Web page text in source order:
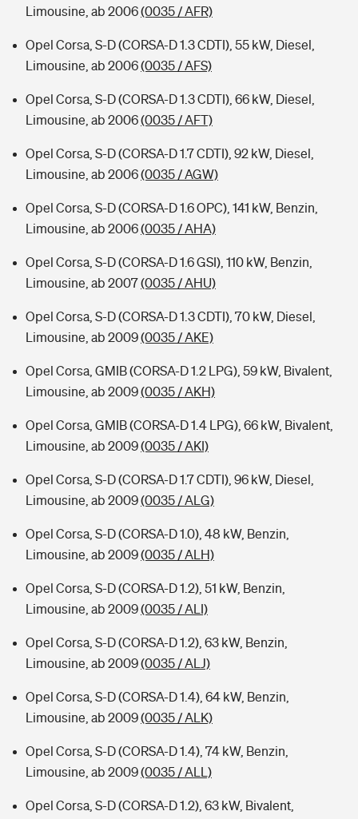
Limousine, ab 2006(0035 / AFR)
Opel Corsa, S-D (CORSA-D 1.3 CDTI), 55 kW, Diesel,
Limousine, ab 2006(0035 / AFS)
Opel Corsa, S-D (CORSA-D 1.3 CDTI), 66 kW, Diesel,
Limousine, ab 2006(0035 / AFT)
Opel Corsa, S-D (CORSA-D 1.7 CDTI), 92 kW, Diesel,
Limousine, ab 2006(0035 / AGW)
Opel Corsa, S-D (CORSA-D 1.6 OPC), 141 kW, Benzin,
Limousine, ab 2006(0035 / AHA)
Opel Corsa, S-D (CORSA-D 1.6 GSI), 110 kW, Benzin,
Limousine, ab 2007(0035 / AHU)
Opel Corsa, S-D (CORSA-D 1.3 CDTI), 70 kW, Diesel,
Limousine, ab 2009(0035 / AKE)
Opel Corsa, GMIB (CORSA-D 1.2 LPG), 59 kW, Bivalent,
Limousine, ab 2009(0035 / AKH)
Opel Corsa, GMIB (CORSA-D 1.4 LPG), 66 kW, Bivalent,
Limousine, ab 2009(0035 / AKI)
Opel Corsa, S-D (CORSA-D 1.7 CDTI), 96 kW, Diesel,
Limousine, ab 2009(0035 / ALG)
Opel Corsa, S-D (CORSA-D 1.0), 48 kW, Benzin,
Limousine, ab 2009(0035 / ALH)
Opel Corsa, S-D (CORSA-D 1.2), 51 kW, Benzin,
Limousine, ab 2009(0035 / ALI)
Opel Corsa, S-D (CORSA-D 1.2), 63 kW, Benzin,
Limousine, ab 2009(0035 / ALJ)
Opel Corsa, S-D (CORSA-D 1.4), 64 kW, Benzin,
Limousine, ab 2009(0035 / ALK)
Opel Corsa, S-D (CORSA-D 1.4), 74 kW, Benzin,
Limousine, ab 2009(0035 / ALL)
Opel Corsa, S-D (CORSA-D 1.2), 63 kW, Bivalent,